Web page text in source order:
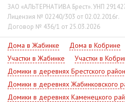
печное, газ - централизованный по
колодец. Волоконно-оптический
Земельный участок площадью 0,2500
территории есть летняя кухня,
находится вдоль автодороги,
транспортное сообщение, имеется ж/
линии Брест — Белосток. Плюсом
рядом природные озера.
Узнайте все об объекте, - звоните
ЗАО «АЛЬТЕРНАТИВА Брест». УНП
Лицензия № 02240/303 от 02.02.2016г.
Договор № 436/1 от 25.03.2026
Дома в Жабинке Дома в Кобрине
Участки в Жабинке
Участки в
Домики в деревнях Брестского
Домики в деревнях Жабинковского
Домики в деревнях Каменецкого